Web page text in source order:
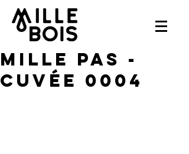
Mille pas -
Cuvée 0004